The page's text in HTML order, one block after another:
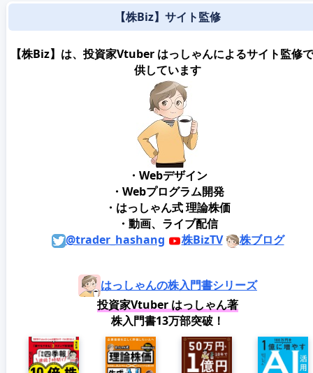
【株Biz】サイト監修
【株Biz】は、投資家Vtuber はっしゃんによるサイト監修
供しています
・Webデザイン
・Webプログラム開発
・はっしゃん式 理論株価
・動画、ライブ配信
@trader_hashang
株BizTV 株ブログ
はっしゃんの株入門書シリーズ
投資家Vtuber はっしゃん著
株入門書13万部突破！